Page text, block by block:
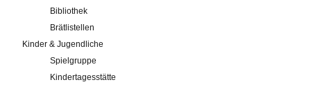
Bibliothek
Brätlistellen
Kinder & Jugendliche
Spielgruppe
Kindertagesstätte